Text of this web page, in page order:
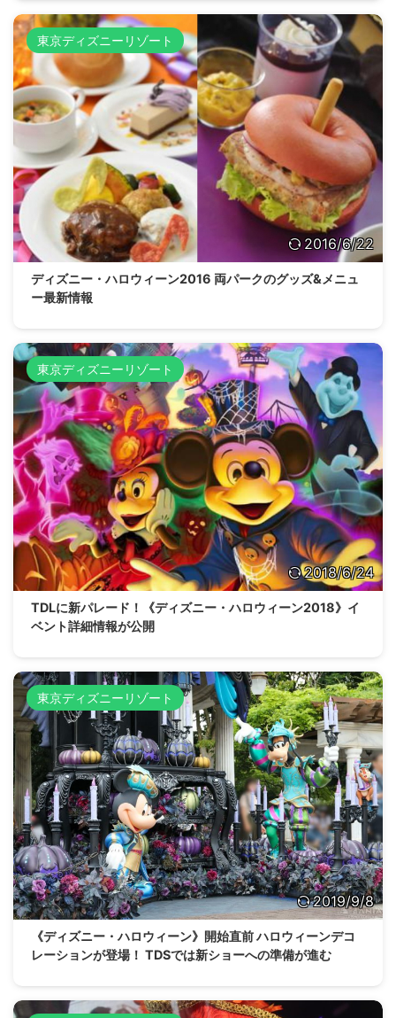
東京ディズニーリゾート
2016/6/22
ディズニー・ハロウィーン2016 両パークのグッズ&メニュ
ー最新情報
東京ディズニーリゾート
2018/6/24
TDLに新パレード！《ディズニー・ハロウィーン2018》イ
ベント詳細情報が公開
東京ディズニーリゾート
2019/9/8
《ディズニー・ハロウィーン》開始直前 ハロウィーンデコ
レーションが登場！ TDSでは新ショーへの準備が進む